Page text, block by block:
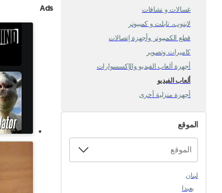
غسالات و نشافات
لابتوب، تابلت و كمبيوتر
قطع الكمبيوتر وأجهزة إتصالات
كاميرات وتصوير
أجهزة ألعاب الفيديو والإكسسوارات
ألعاب الفيديو
أجهزة منزلية أخرى
الموقع
لبنان
بعبدا
Ads